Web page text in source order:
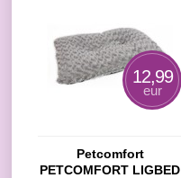
12,99
eur
Petcomfort
PETCOMFORT LIGBED